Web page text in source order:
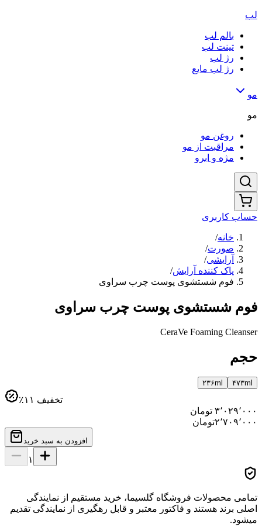
لب
بالم لب
تینت لب
رژ لب
رژ لب مایع
مو
مو
روغن مو
مراقبت از مو
مژه و ابرو
حساب کاربری
خانه/
صورت/
آرایشی/
پاک کننده آرایش/
فوم شستشوی پوست چرب سراوی
فوم شستشوی پوست چرب سراوی
CeraVe Foaming Cleanser
حجم
۴۷۳ml ۲۳۶ml
٪۱۱ تخفیف
۳٬۰۲۹٬۰۰۰ تومان
۲٬۷۰۹٬۰۰۰تومان
افزودن به سبد خرید
۱
تمامی محصولات فروشگاه گلسیما، خرید مستقیم از نمایندگی
اصلی برند هستند و فاکتور معتبر و قابل رهگیری از نمایندگی تقدیم
میشود.